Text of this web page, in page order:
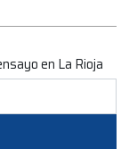
en La Rioja